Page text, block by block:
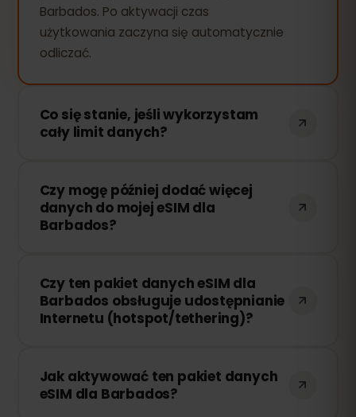
Barbados. Po aktywacji czas
użytkowania zaczyna się automatycznie
odliczać.
Co się stanie, jeśli wykorzystam
cały limit danych?
połączenie zostanie przerwane. Możesz
łatwo doładować swoją eSIM przez
panel eSIMFOX i natychmiast wznowić
Czy mogę później dodać więcej
danych do mojej eSIM dla
Barbados?
dowolnym momencie bez konieczności
ponownej instalacji eSIM. Wystarczy
zalogować się na swoje konto i wybrać
Czy ten pakiet danych eSIM dla
Barbados obsługuje udostępnianie
Internetu (hotspot/tethering)?
połączenie internetowe innym
urządzeniom za pomocą hotspotu lub
Jak aktywować ten pakiet danych
eSIM dla Barbados?